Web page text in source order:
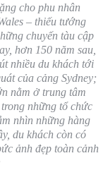
cho phu nhân
– thiếu tướng
chuyến tàu cập
hơn 150 năm sau,
nhiều du khách tới
của cảng Sydney;
nằm ở trung tâm
những tổ chức
nhìn những hàng
du khách còn có
ảnh đẹp toàn cảnh